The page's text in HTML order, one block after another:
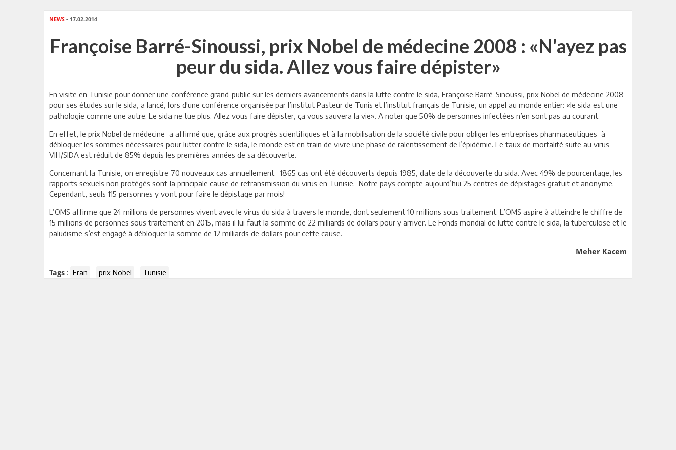
NEWS - 17.02.2014
Françoise Barré-Sinoussi, prix Nobel de médecine 2008 : «N'ayez pas
peur du sida. Allez vous faire dépister»
En visite en Tunisie pour donner une conférence grand-public sur les derniers avancements dans la lutte contre le sida, Françoise Barré-Sinoussi, prix Nobel de médecine 2008
pour ses études sur le sida, a lancé, lors d'une conférence organisée par l’institut Pasteur de Tunis et l’institut français de Tunisie, un appel au monde entier: «le sida est une
pathologie comme une autre. Le sida ne tue plus. Allez vous faire dépister, ça vous sauvera la vie». A noter que 50% de personnes infectées n’en sont pas au courant.
En effet, le prix Nobel de médecine a affirmé que, grâce aux progrès scientifiques et à la mobilisation de la société civile pour obliger les entreprises pharmaceutiques à
débloquer les sommes nécessaires pour lutter contre le sida, le monde est en train de vivre une phase de ralentissement de l’épidémie. Le taux de mortalité suite au virus
VIH/SIDA est réduit de 85% depuis les premières années de sa découverte.
Concernant la Tunisie, on enregistre 70 nouveaux cas annuellement. 1865 cas ont été découverts depuis 1985, date de la découverte du sida. Avec 49% de pourcentage, les
rapports sexuels non protégés sont la principale cause de retransmission du virus en Tunisie. Notre pays compte aujourd’hui 25 centres de dépistages gratuit et anonyme.
Cependant, seuls 115 personnes y vont pour faire le dépistage par mois!
L’OMS affirme que 24 millions de personnes vivent avec le virus du sida à travers le monde, dont seulement 10 millions sous traitement. L’OMS aspire à atteindre le chiffre de
15 millions de personnes sous traitement en 2015, mais il lui faut la somme de 22 milliards de dollars pour y arriver. Le Fonds mondial de lutte contre le sida, la tuberculose et le
paludisme s’est engagé à débloquer la somme de 12 milliards de dollars pour cette cause.
Meher Kacem
Tags : Fran prix Nobel Tunisie